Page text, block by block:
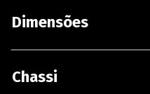
Dimensões
Chassi